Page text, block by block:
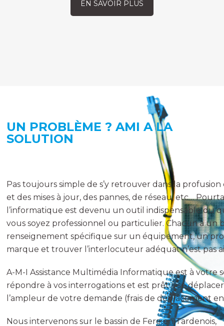
EN SAVOIR PLUS
UN PROBLÈME ? AMI A LA
SOLUTION
Pas toujours simple de s’y retrouver dans la
et des mises à jour, des pannes, de réseau, etc…
l’informatique est devenu un outil indispensable du
vous soyez professionnel ou particulier. Chacun a un
renseignement spécifique sur un équipement, un
marque et trouver l’interlocuteur adéquat n’est pas
A-M-I Assistance Multimédia Informatique est à votre
répondre à vos interrogations et est prêt à se
l’ampleur de votre demande (frais de déplacement
Nous intervenons sur le bassin de Fere en Tardenois,